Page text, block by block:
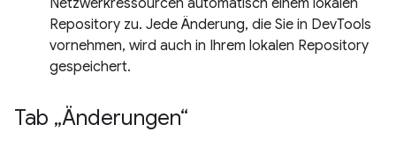
Repository zu. Jede Änderung, die Sie in DevTools
vornehmen, wird auch in Ihrem lokalen Repository
gespeichert.
Tab „Änderungen“